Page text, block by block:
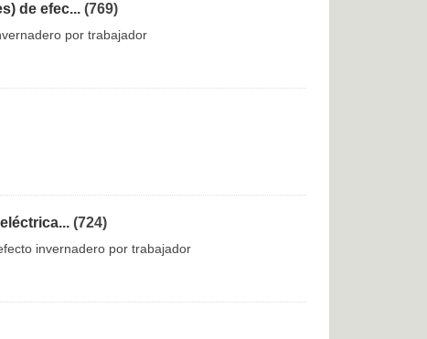
de efec... (769)
por trabajador
(724)
invernadero por trabajador